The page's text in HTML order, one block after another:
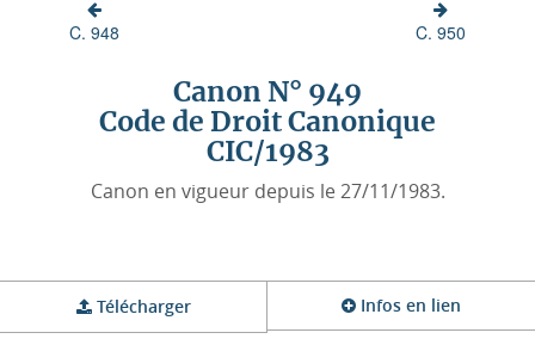
Ressources
C. 948 C. 950
Canon N° 949
Code de Droit Canonique
CIC/1983
Canon en vigueur depuis le 27/11/1983.
Télécharger Infos en lien